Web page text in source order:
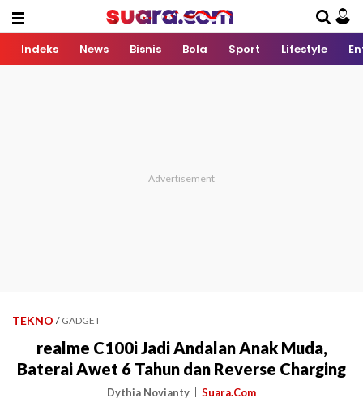
Indeks News Bisnis Bola Sport Lifestyle
TEKNO / GADGET
realme C100i Jadi Andalan Anak Muda,
Baterai Awet 6 Tahun dan Reverse Charging
Dythia Novianty Suara.Com